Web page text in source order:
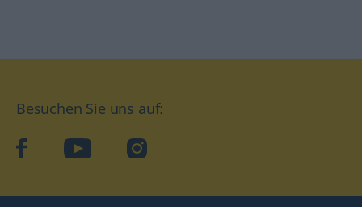
Besuchen Sie uns auf:
facebookYouTube Instagram